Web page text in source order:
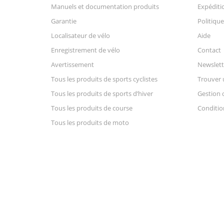
Manuels et documentation produits
Garantie
Localisateur de vélo
Enregistrement de vélo
Avertissement
Tous les produits de sports cyclistes
Tous les produits de sports d’hiver
Tous les produits de course
Tous les produits de moto
Aide
Contact
Trouver
Gestion